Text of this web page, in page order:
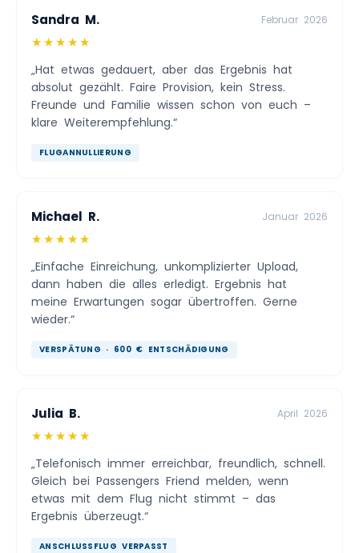
Sandra M. Februar 2026
★★★★★
„Hat etwas gedauert, aber das Ergebnis hat
absolut gezählt. Faire Provision, kein Stress.
Freunde und Familie wissen schon von euch –
klare Weiterempfehlung.“
FLUGANNULLIERUNG
Michael R. Januar 2026
★★★★★
„Einfache Einreichung, unkomplizierter Upload,
dann haben die alles erledigt. Ergebnis hat
meine Erwartungen sogar übertroffen. Gerne
wieder.“
VERSPÄTUNG · 600 € ENTSCHÄDIGUNG
Julia B. April 2026
★★★★★
„Telefonisch immer erreichbar, freundlich, schnell.
Gleich bei Passengers Friend melden, wenn
etwas mit dem Flug nicht stimmt – das
Ergebnis überzeugt.“
ANSCHLUSSFLUG VERPASST